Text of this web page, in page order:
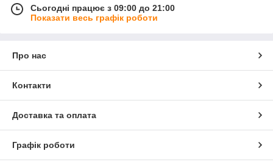
Сьогодні працює з 09:00 до 21:00
Показати весь графік роботи
Про нас
Контакти
Доставка та оплата
Графік роботи